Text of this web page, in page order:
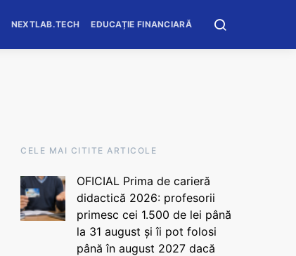
NEXTLAB.TECH EDUCAȚIE FINANCIARĂ
CELE MAI CITITE ARTICOLE
OFICIAL Prima de carieră
didactică 2026: profesorii
primesc cei 1.500 de lei până
la 31 august și îi pot folosi
până în august 2027 dacă